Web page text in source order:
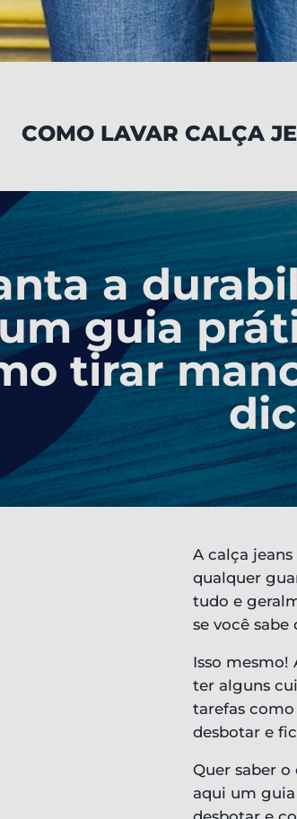
COMO LAVAR CALÇA
a
guia
tirar
A calça
qualquer
tudo e
se você
Isso mesmo!
ter alguns
tarefas como
desbotar e
Quer saber o
aqui um guia